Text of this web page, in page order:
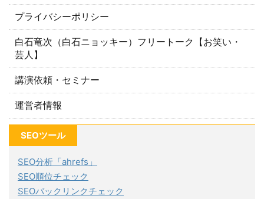
プライバシーポリシー
白石竜次（白石ニョッキー）フリートーク【お笑い・
芸人】
講演依頼・セミナー
運営者情報
SEOツール
SEO分析「ahrefs」
SEO順位チェック
SEOバックリンクチェック